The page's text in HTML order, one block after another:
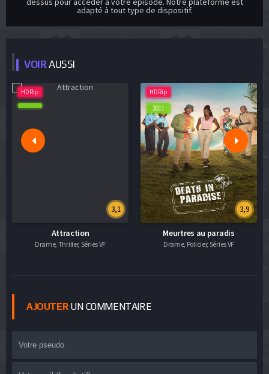
adapté à tout type de dispositif.
VOIRAUSSI
HDRip
3,1
Attraction
Drame, Thriller, Séries VF
HDRip
2011
3,9
Meurtres au paradis
Drame, Policier, Séries VF
AJOUTERUN COMMENTAIRE